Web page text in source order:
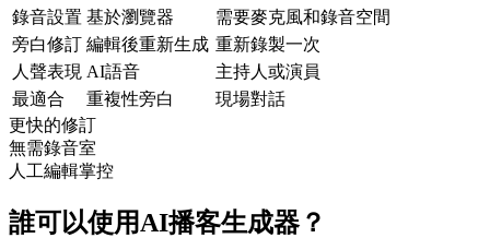
錄音設置 基於瀏覽器
需要麥克風和錄音空間
旁白修訂 編輯後重新生成 重新錄製一次
人聲表現 AI語音
主持人或演員
最適合
重複性旁白
現場對話
更快的修訂
無需錄音室
人工編輯掌控
誰可以使用AI播客生成器？